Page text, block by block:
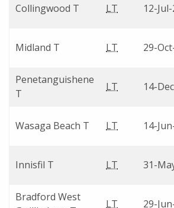
Collingwood T LT 12-
Midland T LT 29-
Penetanguishene
T
LT 14-
Wasaga Beach T LT 14-
Innisfil T LT 31-
Bradford West
LT 29-